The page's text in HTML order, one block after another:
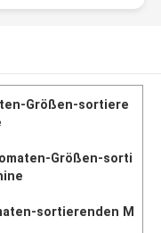
Größen-sortiere
Größen-sorti
sortierenden M